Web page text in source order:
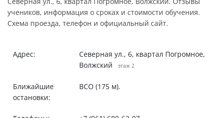
учеников, информация о сроках и стоимости обучения.
Схема проезда, телефон и официальный сайт.
Адрес:
Северная ул., 6, квартал Погромное,
Волжский
этаж 2
Ближайшие
остановки:
ВСО (175 м).